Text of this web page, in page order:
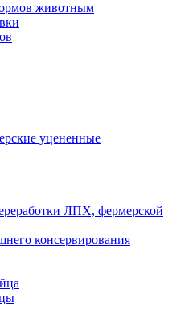
животным
уцененные
ЛПХ, фермерской
консервирования